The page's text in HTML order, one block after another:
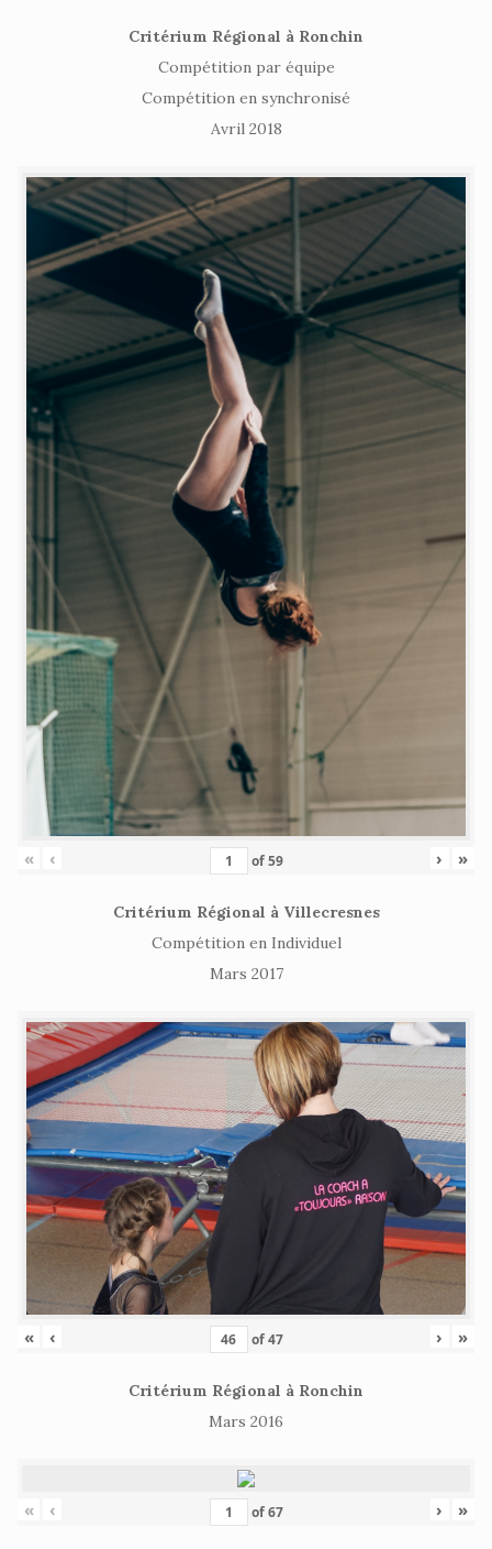
Critérium Régional à Ronchin
Compétition par équipe
Compétition en synchronisé
Avril 2018
« ‹ of59 › »
Critérium Régional à Villecresnes
Compétition en Individuel
Mars 2017
« ‹ of47 › »
Critérium Régional à Ronchin
Mars 2016
« ‹ of67 › »